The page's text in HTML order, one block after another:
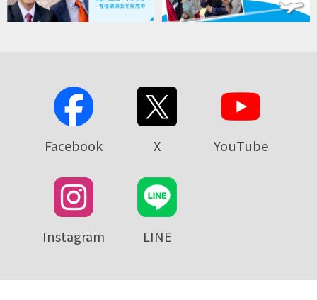
Facebook X YouTube
Instagram LINE